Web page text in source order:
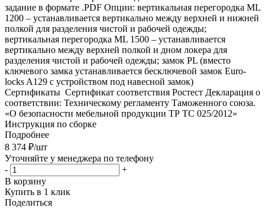
задание в формате .PDF Опции: вертикальная перегородка ML
1200 – устанавливается вертикально между верхней и нижней
полкой для разделения чистой и рабочей одежды;
вертикальная перегородка ML 1500 – устанавливается
вертикально между верхней полкой и дном локера для
разделения чистой и рабочей одежды; замок PL (вместо
ключевого замка устанавливается бесключевой замок Euro-
locks A129 с устройством под навесной замок)
Cертификаты Сертификат соответствия Ростест Декларация о
соответствии: Техническому регламенту Таможенного союза.
«О безопасности мебельной продукции ТР ТС 025/2012»
Инструкция по сборке
Подробнее
8 374 ₽/шт
Уточняйте у менеджера по телефону
-
+
В корзину
Купить в 1 клик
Поделиться